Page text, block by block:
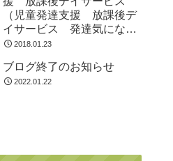
（児童発達支援 放課後デ
イサービス 発達気にな
る 放デイ 自閉症 学習
スペルガー症候群
2018.01.23
ブログ終了のお知らせ
2022.01.22